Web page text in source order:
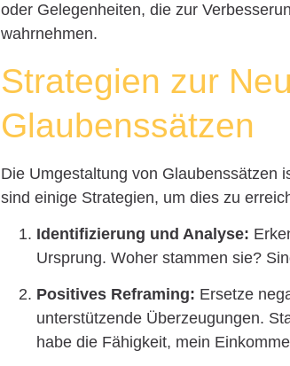
oder Gelegenheiten, die zur
wahrnehmen.
Strategien zur
Glaubenssätzen
Die Umgestaltung von Glaubenssätzen
sind einige Strategien, um dies zu
Identifizierung und Analyse:
Ursprung. Woher stammen sie?
Positives Reframing: Ersetze
unterstützende Überzeugungen.
habe die Fähigkeit, mein